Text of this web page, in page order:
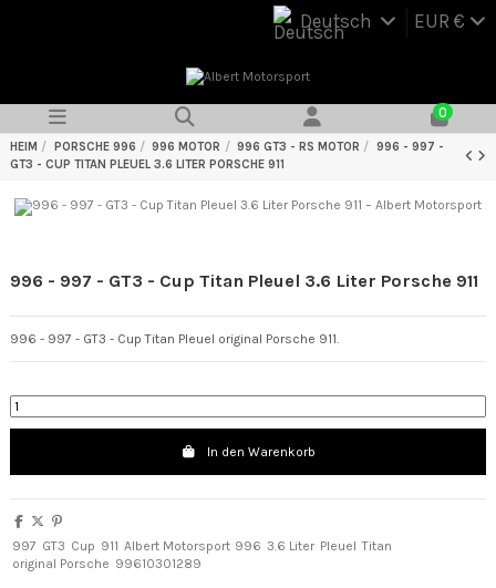
Deutsch EUR €
0
HEIM PORSCHE 996 996 MOTOR 996 GT3 - RS MOTOR
996 - 997 -
GT3 - CUP TITAN PLEUEL 3.6 LITER PORSCHE 911
996 - 997 - GT3 - Cup Titan Pleuel 3.6 Liter Porsche 911
996 - 997 - GT3 - Cup Titan Pleuel original Porsche 911.
In den Warenkorb
997 GT3 Cup 911 Albert Motorsport 996 3.6 Liter Pleuel Titan
original Porsche 99610301289